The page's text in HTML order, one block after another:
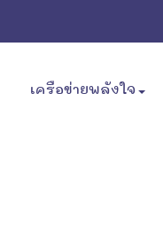
เครือข่ายพลังใจ